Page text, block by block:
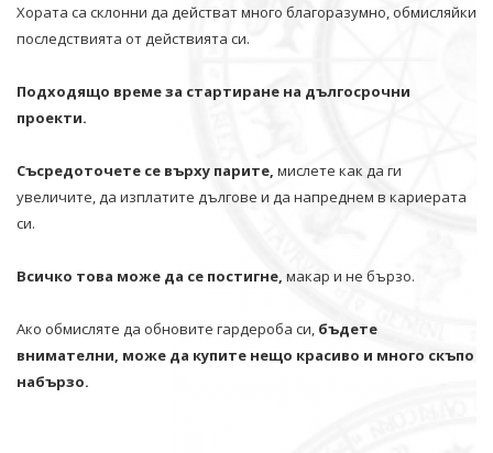
Хората са склонни да действат много благоразумно, обмисляйки
последствията от действията си.
Подходящо време за стартиране на дългосрочни
проекти.
Съсредоточете се върху парите, мислете как да ги
увеличите, да изплатите дългове и да напреднем в кариерата
си.
Всичко това може да се постигне, макар и не бързо.
Ако обмисляте да обновите гардероба си, бъдете
внимателни, може да купите нещо красиво и много скъпо
набързо.